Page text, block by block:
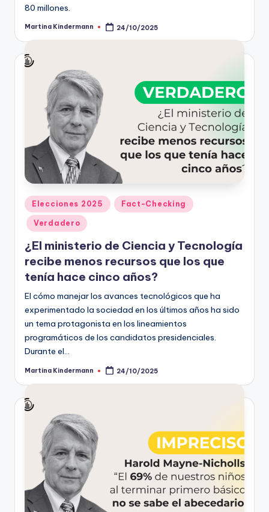
80 millones.
Publicado
Martina Kindermann 24/10/2025
Publicado
en
Elecciones 2025 Fact-Checking
Verdadero
¿El ministerio de Ciencia y Tecnología
recibe menos recursos que los que
tenía hace cinco años?
El cómo manejar los avances tecnológicos que ha
experimentado la sociedad en los últimos años ha sido
un tema protagonista en los lineamientos
programáticos de los candidatos presidenciales.
Durante el…
Publicado
Martina Kindermann 24/10/2025